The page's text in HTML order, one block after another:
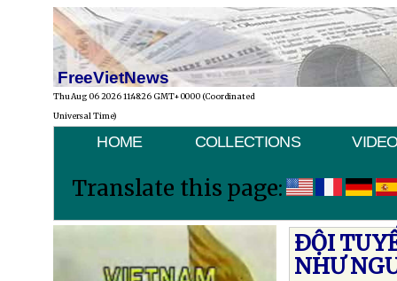
FreeVietNews
Thu Aug 06 2026 11:48:26 GMT+0000 (Coordinated
Universal Time)
HOME COLLECTIONS
Translate this page:
ÐỘI
NHƯ